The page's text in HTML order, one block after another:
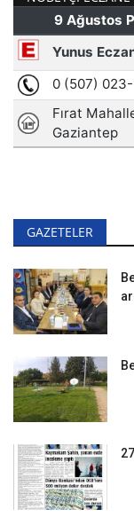
GAZETELER